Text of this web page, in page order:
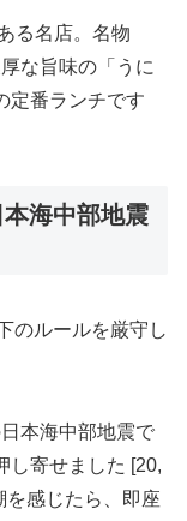
る名店。名物
な旨味の「うに
定番ランチです
海中部地震
のルールを厳守し
本海中部地震で
し寄せました [20,
を感じたら、即座